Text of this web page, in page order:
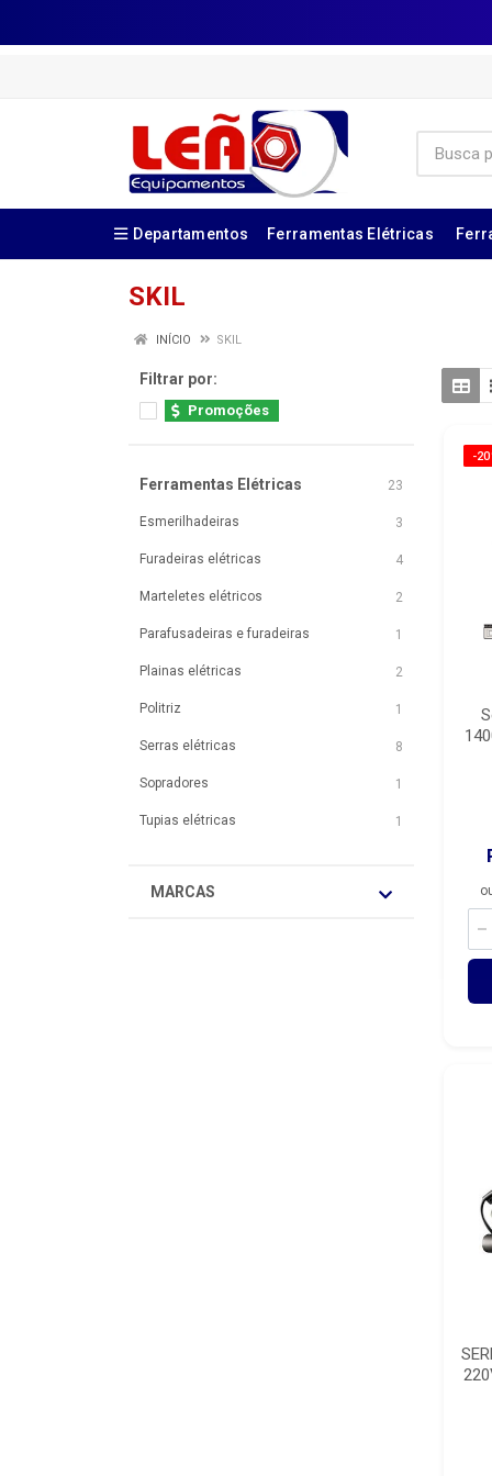
Departamentos Ferramentas Elétricas
SKIL
INÍCIO SKIL
Filtrar por:
Promoções
Ferramentas Elétricas 23
Esmerilhadeiras 3
Furadeiras elétricas 4
Marteletes elétricos 2
Parafusadeiras e furadeiras 1
Plainas elétricas 2
Politriz 1
Serras elétricas 8
Sopradores 1
Tupias elétricas 1
MARCAS
-